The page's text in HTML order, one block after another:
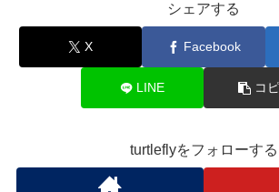
シェアする
X Facebook
LINE コ
turtleflyをフォローする